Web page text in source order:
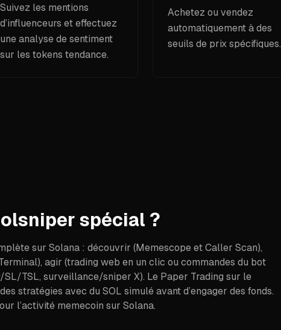
Suivez les mentions
d’influenceurs et effectuez
une analyse de sentiment
sur les tokens tendance.
Achetez ou vendez
automatiquement à des
seuils de prix spécifiques.
spécial ?
sur Solana : découvrir (Memescope et Caller Scan),
agir (trading web en un clic ou commandes du bot
TSL, surveillance/sniper X). Le Paper Trading sur le
stratégies avec du SOL simulé avant d’engager des fonds.
l’activité memecoin sur Solana.